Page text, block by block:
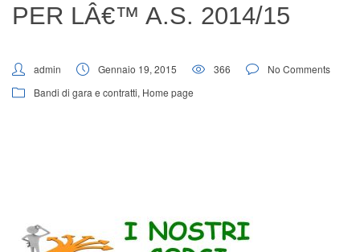
PER LÂ€™ A.S. 2014/15
admin Gennaio 19, 2015 366
No Comments
Bandi di gara e contratti, Home page